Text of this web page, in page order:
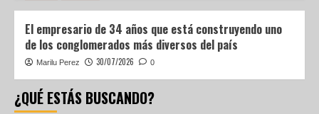
El empresario de 34 años que está construyendo uno
de los conglomerados más diversos del país
Marilu Perez 30/07/2026 0
¿QUÉ ESTÁS BUSCANDO?